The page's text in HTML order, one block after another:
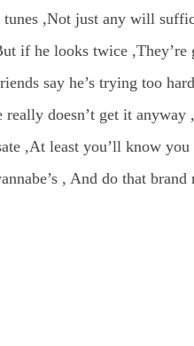
tunes ,Not just any will
if he looks twice ,They’re
say he’s trying too
doesn’t get it anyway
,At least you’ll know you
, And do that brand